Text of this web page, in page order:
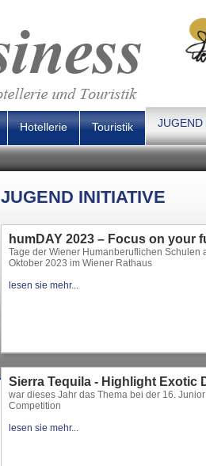
Hotellerie Touristik JUGEND
JUGEND INITIATIVE
humDAY 2023 – Focus on your
Tage der Wiener Humanberuflichen Schulen
Oktober 2023 im Wiener Rathaus
lesen sie mehr...
Sierra Tequila - Highlight Exotic
war dieses Jahr das Thema bei der 16. Junior
Competition
lesen sie mehr...